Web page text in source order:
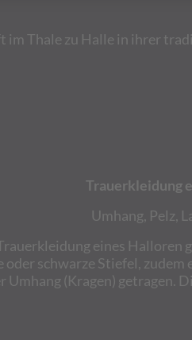
Thale zu Halle in ihrer
Trauerkleidung
Umhang, Pelz,
eines Halloren
schwarze Stiefel,
Umhang (Kragen) getragen.